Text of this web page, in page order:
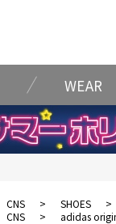
WEAR
CNS > SHOES >
CNS > adidas